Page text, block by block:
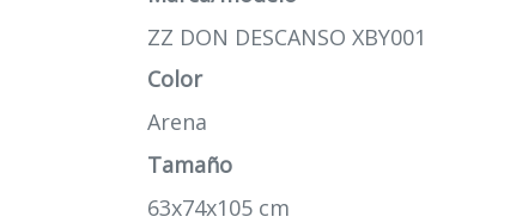
ZZ DON DESCANSO XBY001
Color
Arena
Tamaño
63x74x105 cm